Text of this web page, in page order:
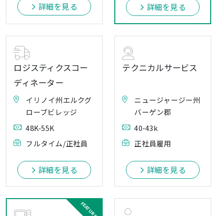
詳細を見る 詳細を見る
ロジスティクスコー
ディネーター
イリノイ州エルクグ
ローブビレッジ
48K-55K
フルタイム/正社員
詳細を見る
テクニカルサービス
ニュージャージー州
バーゲン郡
40-43k
正社員雇用
詳細を見る